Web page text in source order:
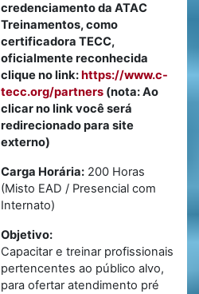
credenciamento da ATAC
Treinamentos, como
certificadora TECC,
oficialmente reconhecida
clique no link:https://www.c-
tecc.org/partners(nota: Ao
clicar no link você será
redirecionado para site
externo)
Carga Horária:200 Horas
(Misto EAD / Presencial com
Internato)
Objetivo:
Capacitar e treinar profissionais
pertencentes ao público alvo,
para ofertar atendimento pré